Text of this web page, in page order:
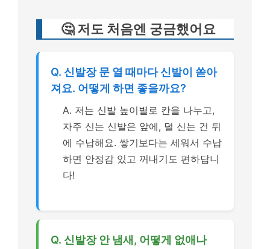
🤔 저도 처음엔 궁금했어요
Q. 신발장 문 열 때마다 신발이 쏟아
져요. 어떻게 하면 좋을까요?
A. 저는 신발 높이별로 칸을 나누고,
자주 신는 신발은 앞에, 덜 신는 건 뒤
에 수납해요. 쌓기보다는 세워서 수납
하면 안정감 있고 꺼내기도 편하답니
다!
Q. 신발장 안 냄새, 어떻게 없애나